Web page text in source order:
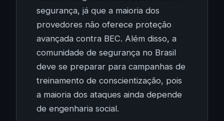
segurança, já que a maioria dos
provedores não oferece proteção
avançada contra BEC. Além disso, a
comunidade de segurança no Brasil
deve se preparar para campanhas de
treinamento de conscientização, pois
a maioria dos ataques ainda depende
de engenharia social.